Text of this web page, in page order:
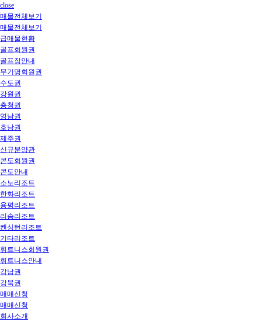
close
매물전체보기
매물전체보기
급매물현황
골프회원권
골프장안내
무기명회원권
수도권
강원권
충청권
영남권
호남권
제주권
신규분양관
콘도회원권
콘도안내
소노리조트
한화리조트
용평리조트
리솜리조트
켄싱턴리조트
기타리조트
휘트니스회원권
휘트니스안내
강남권
강북권
매매신청
매매신청
회사소개